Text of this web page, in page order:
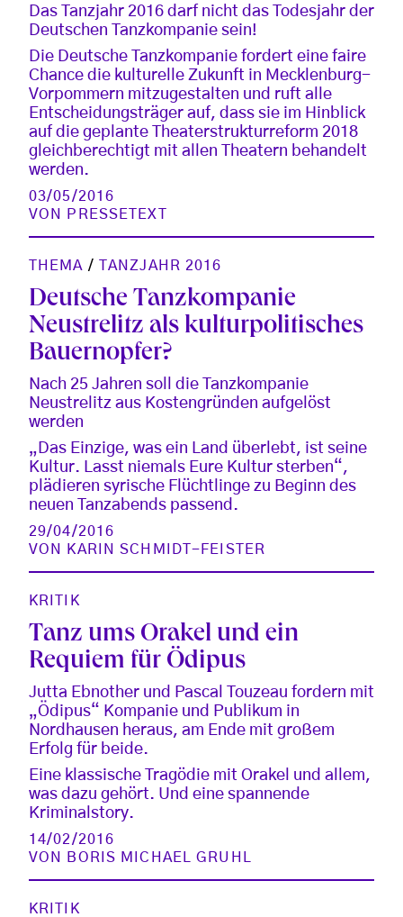
Das Tanzjahr 2016 darf nicht das Todesjahr der
Deutschen Tanzkompanie sein!
Die Deutsche Tanzkompanie fordert eine faire
Chance die kulturelle Zukunft in Mecklenburg-
Vorpommern mitzugestalten und ruft alle
Entscheidungsträger auf, dass sie im Hinblick
auf die geplante Theaterstrukturreform 2018
gleichberechtigt mit allen Theatern behandelt
werden.
03/05/2016
VON
PRESSETEXT
THEMA / TANZJAHR 2016
Deutsche Tanzkompanie
Neustrelitz als kulturpolitisches
Bauernopfer?
Nach 25 Jahren soll die Tanzkompanie
Neustrelitz aus Kostengründen aufgelöst
werden
„Das Einzige, was ein Land überlebt, ist seine
Kultur. Lasst niemals Eure Kultur sterben“,
plädieren syrische Flüchtlinge zu Beginn des
neuen Tanzabends passend.
29/04/2016
VON
KARIN SCHMIDT-FEISTER
KRITIK
Tanz ums Orakel und ein
Requiem für Ödipus
Jutta Ebnother und Pascal Touzeau fordern mit
„Ödipus“ Kompanie und Publikum in
Nordhausen heraus, am Ende mit großem
Erfolg für beide.
Eine klassische Tragödie mit Orakel und allem,
was dazu gehört. Und eine spannende
Kriminalstory.
14/02/2016
VON
BORIS MICHAEL GRUHL
KRITIK